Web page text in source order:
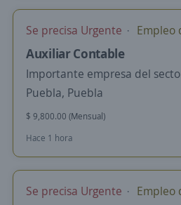
Se precisa Urgente Empleo
Auxiliar Contable
Importante empresa del
Puebla, Puebla
$ 9,800.00 (Mensual)
Hace 1 hora
Se precisa Urgente Empleo